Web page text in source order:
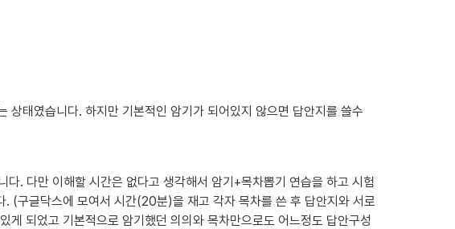
태였습니다. 하지만 기본적인 암기가 되어있지 않으면 답안지를 쓸수
. 다만 이해할 시간은 없다고 생각해서 암기+목차뽑기 연습을 하고 시험
(구글닥스에 모여서 시간(20분)을 재고 각자 목차를 쓴 후 답안지와 서로
되었고 기본적으로 암기했던 의의와 목차만으로도 어느정도 답안구성